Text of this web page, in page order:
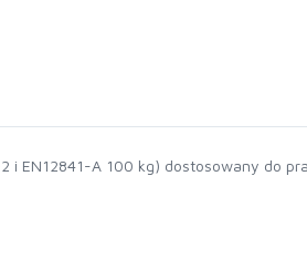
EN12841-A 100 kg) dostosowany do